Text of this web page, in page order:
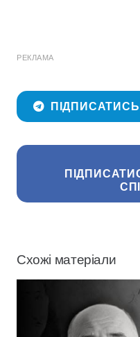
РЕКЛАМА
ПІДПИСАТИСЬ
Схожі матеріали